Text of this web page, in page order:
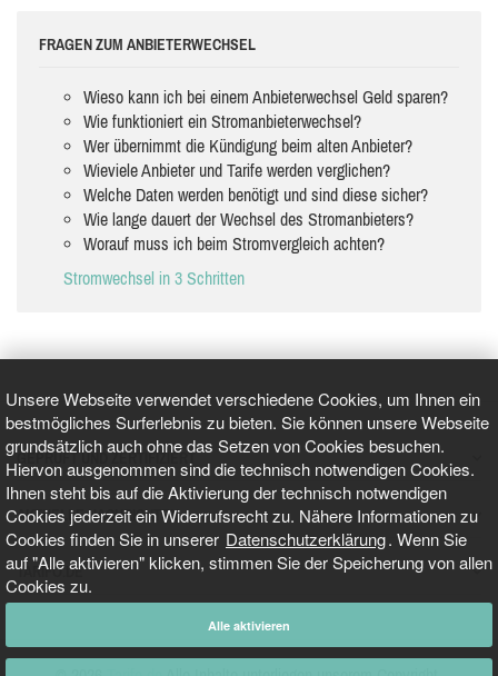
Unsere Webseite verwendet verschiedene Cookies, um Ihnen ein
bestmögliches Surferlebnis zu bieten. Sie können unsere Webseite
grundsätzlich auch ohne das Setzen von Cookies besuchen.
Hiervon ausgenommen sind die technisch notwendigen Cookies.
Ihnen steht bis auf die Aktivierung der technisch notwendigen
Cookies jederzeit ein Widerrufsrecht zu. Nähere Informationen zu
Cookies finden Sie in unserer Datenschutzerklärung. Wenn Sie
auf "Alle aktivieren" klicken, stimmen Sie der Speicherung von allen
Cookies zu.
Alle aktivieren
FRAGEN ZUM ANBIETERWECHSEL
Wieso kann ich bei einem Anbieterwechsel Geld sparen?
Wie funktioniert ein Stromanbieterwechsel?
Wer übernimmt die Kündigung beim alten Anbieter?
Wieviele Anbieter und Tarife werden verglichen?
Welche Daten werden benötigt und sind diese sicher?
Wie lange dauert der Wechsel des Stromanbieters?
Worauf muss ich beim Stromvergleich achten?
Stromwechsel in 3 Schritten
GEPRÜFT UND ZERTIFIZIERT
AKTUELLE NACHRICHTEN
TARIFO.DE